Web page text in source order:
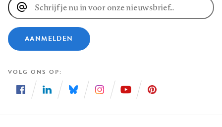
E-
mailadres
AANMELDEN
VOLG ONS OP
ons
ons
ons
ons
ons
ons